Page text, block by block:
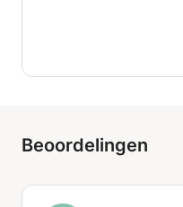
Beoordelingen